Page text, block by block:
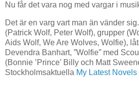
Nu får det vara nog med vargar i
Det är en varg vart man än vänder
(Patrick Wolf, Peter Wolf), grupper
Aids Wolf, We Are Wolves, Wolfie),
Devendra Banhart, ”Wolfie” med
(Bonnie ’Prince’ Billy och Matt
Stockholmsaktuella My Latest Novels